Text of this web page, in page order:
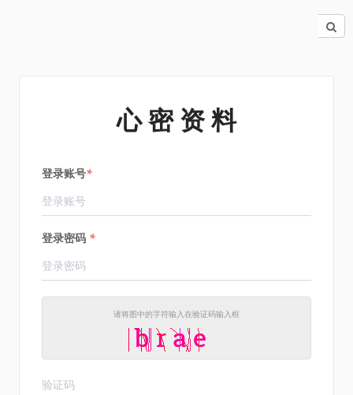
心 密 资 料
登录账号*
登录密码 *
请将图中的字符输入在验证码输入框